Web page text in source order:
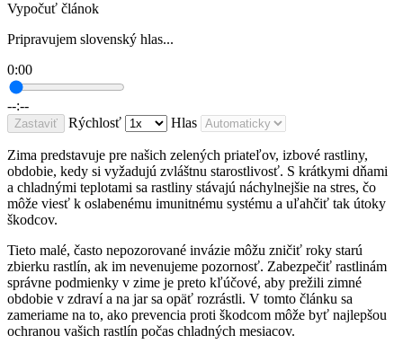
Vypočuť článok
Pripravujem slovenský hlas...
0:00
--:--
Zastaviť Rýchlosť Hlas
Zima predstavuje pre našich zelených priateľov, izbové rastliny,
obdobie, kedy si vyžadujú zvláštnu starostlivosť. S krátkymi dňami
a chladnými teplotami sa rastliny stávajú náchylnejšie na stres, čo
môže viesť k oslabenému imunitnému systému a uľahčiť tak útoky
škodcov.
Tieto malé, často nepozorované invázie môžu zničiť roky starú
zbierku rastlín, ak im nevenujeme pozornosť. Zabezpečiť rastlinám
správne podmienky v zime je preto kľúčové, aby prežili zimné
obdobie v zdraví a na jar sa opäť rozrástli. V tomto článku sa
zameriame na to, ako prevencia proti škodcom môže byť najlepšou
ochranou vašich rastlín počas chladných mesiacov.